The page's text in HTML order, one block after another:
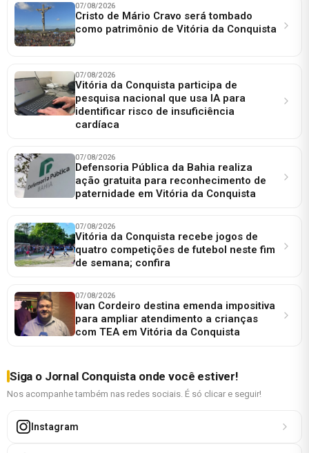
07/08/2026
Cristo de Mário Cravo será tombado
como patrimônio de Vitória da Conquista
07/08/2026
Vitória da Conquista participa de
pesquisa nacional que usa IA para
identificar risco de insuficiência
cardíaca
07/08/2026
Defensoria Pública da Bahia realiza
ação gratuita para reconhecimento de
paternidade em Vitória da Conquista
07/08/2026
Vitória da Conquista recebe jogos de
quatro competições de futebol neste fim
de semana; confira
07/08/2026
Ivan Cordeiro destina emenda impositiva
para ampliar atendimento a crianças
com TEA em Vitória da Conquista
Siga o Jornal Conquista onde você estiver!
Nos acompanhe também nas redes sociais. É só clicar e seguir!
Instagram